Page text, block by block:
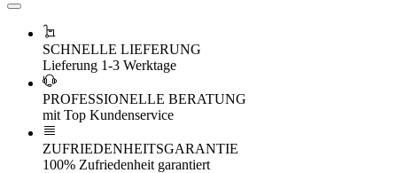
SCHNELLE LIEFERUNG
Lieferung 1-3 Werktage
PROFESSIONELLE BERATUNG
mit Top Kundenservice
ZUFRIEDENHEITSGARANTIE
100% Zufriedenheit garantiert